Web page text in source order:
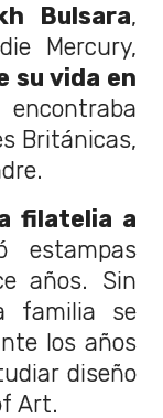
Bulsara,
Mercury,
su vida en
Británicas,
filatelia a
estampas
años. Sin
familia se
los años
diseño
Art.